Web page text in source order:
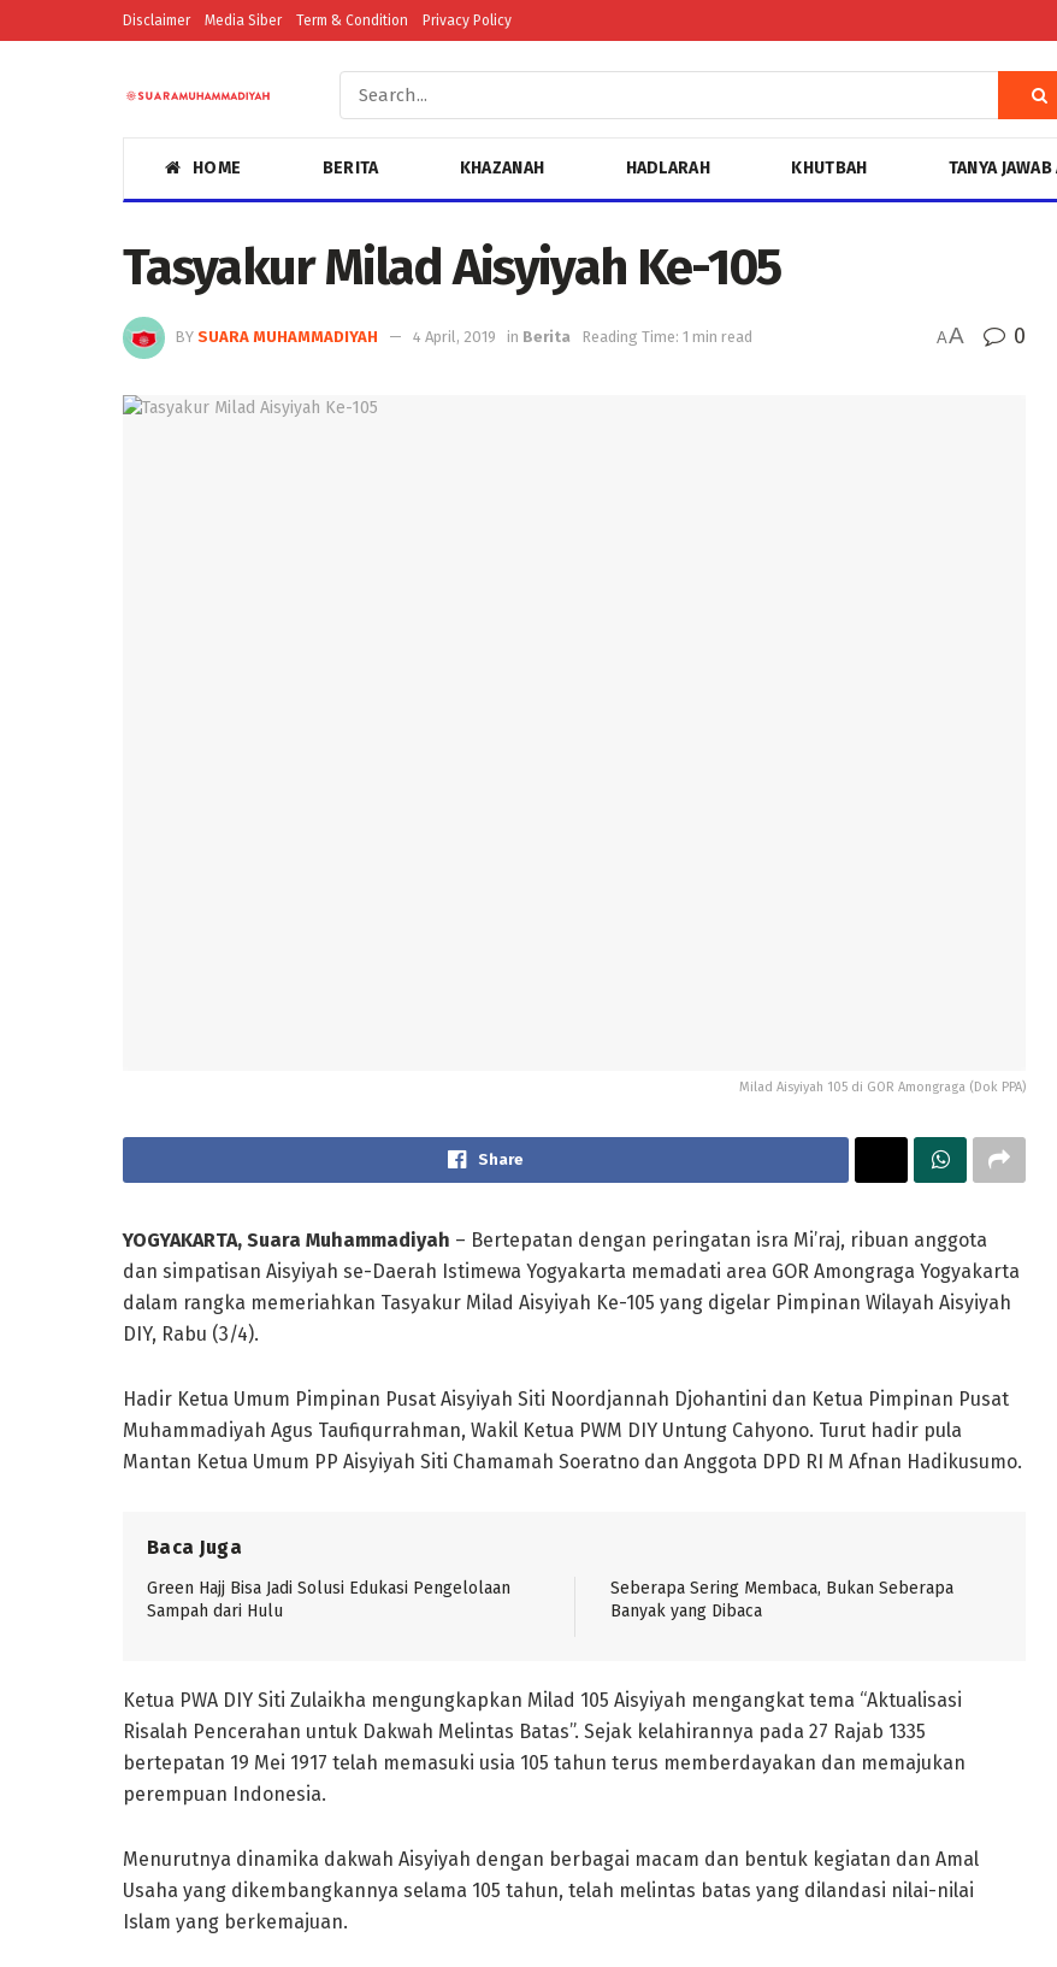
Disclaimer Media Siber Term & Condition Privacy Policy
HOME BERITA KHAZANAH HADLARAH KHUTBAH TANYA
Tasyakur Milad Aisyiyah Ke-105
BY SUARA MUHAMMADIYAH 4 April, 2019 in Berita Reading Time: 1 min read AA 0
Milad Aisyiyah 105 di GOR Amongraga (Dok PPA)
Share
YOGYAKARTA, Suara Muhammadiyah – Bertepatan dengan peringatan isra Mi’raj, ribuan anggota
dan simpatisan Aisyiyah se-Daerah Istimewa Yogyakarta memadati area GOR Amongraga Yogyakarta
dalam rangka memeriahkan Tasyakur Milad Aisyiyah Ke-105 yang digelar Pimpinan Wilayah Aisyiyah
DIY, Rabu (3/4).
Hadir Ketua Umum Pimpinan Pusat Aisyiyah Siti Noordjannah Djohantini dan Ketua Pimpinan Pusat
Muhammadiyah Agus Taufiqurrahman, Wakil Ketua PWM DIY Untung Cahyono. Turut hadir pula
Mantan Ketua Umum PP Aisyiyah Siti Chamamah Soeratno dan Anggota DPD RI M Afnan Hadikusumo.
Baca Juga
Green Hajj Bisa Jadi Solusi Edukasi Pengelolaan
Sampah dari Hulu
Seberapa Sering Membaca, Bukan Seberapa
Banyak yang Dibaca
Ketua PWA DIY Siti Zulaikha mengungkapkan Milad 105 Aisyiyah mengangkat tema “Aktualisasi
Risalah Pencerahan untuk Dakwah Melintas Batas”. Sejak kelahirannya pada 27 Rajab 1335
bertepatan 19 Mei 1917 telah memasuki usia 105 tahun terus memberdayakan dan memajukan
perempuan Indonesia.
Menurutnya dinamika dakwah Aisyiyah dengan berbagai macam dan bentuk kegiatan dan Amal
Usaha yang dikembangkannya selama 105 tahun, telah melintas batas yang dilandasi nilai-nilai
Islam yang berkemajuan.